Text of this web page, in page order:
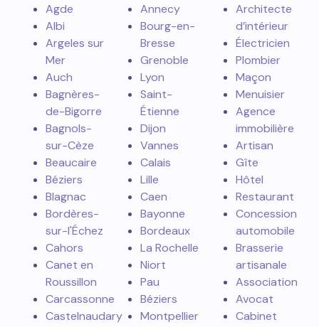
Agde
Albi
Argeles sur
Mer
Auch
Bagnères-
de-Bigorre
Bagnols-
sur-Cèze
Beaucaire
Béziers
Blagnac
Bordères-
sur-l'Échez
Cahors
Canet en
Roussillon
Carcassonne
Castelnaudary
Annecy
Bourg-en-
Bresse
Grenoble
Lyon
Saint-
Étienne
Dijon
Vannes
Calais
Lille
Caen
Bayonne
Bordeaux
La Rochelle
Niort
Pau
Béziers
Montpellier
Architecte
d’intérieur
Électricien
Plombier
Maçon
Menuisier
Agence
immobilière
Artisan
Gîte
Hôtel
Restaurant
Concession
automobile
Brasserie
artisanale
Association
Avocat
Cabinet